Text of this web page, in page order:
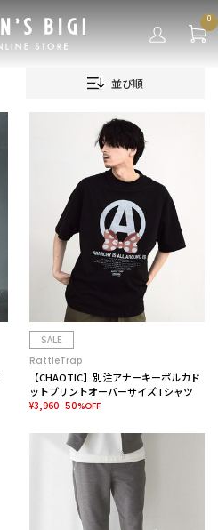
0
並び順
SALE
RattleTrap
【CHAOTIC】別注アナーキーポルカド
ットプリントオーバーサイズTシャツ
¥3,960 50%OFF